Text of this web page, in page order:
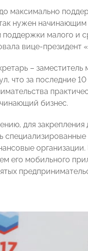
максимально
нужен начинающим
поддержки малого и
вице-
–
что за последние
бизнес.
для
его мобильного